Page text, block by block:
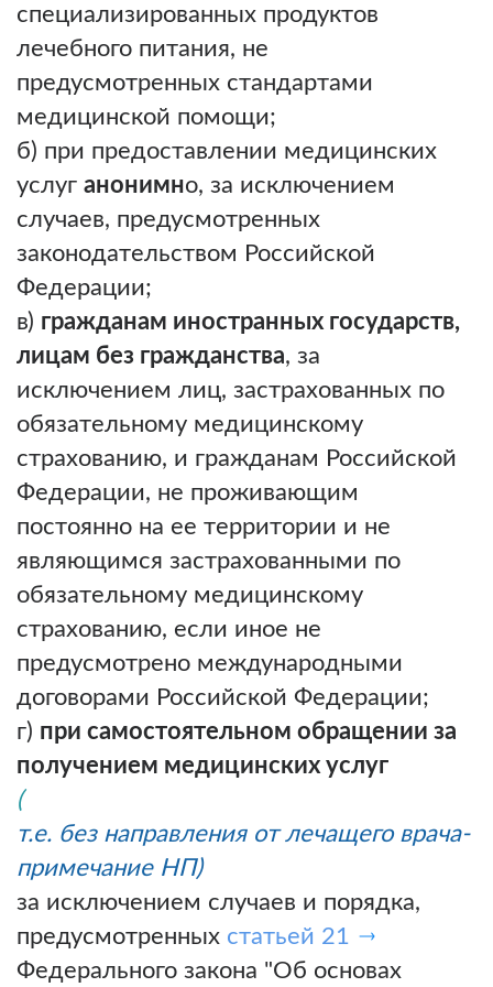
специализированных продуктов
лечебного питания, не
предусмотренных стандартами
медицинской помощи;
б) при предоставлении медицинских
услуг анонимно, за исключением
случаев, предусмотренных
законодательством Российской
Федерации;
в) гражданам иностранных государств,
лицам без гражданства, за
исключением лиц, застрахованных по
обязательному медицинскому
страхованию, и гражданам Российской
Федерации, не проживающим
постоянно на ее территории и не
являющимся застрахованными по
обязательному медицинскому
страхованию, если иное не
предусмотрено международными
договорами Российской Федерации;
г) при самостоятельном обращении за
получением медицинских услуг
(
т.е. без направления от лечащего врача-
примечание НП)
за исключением случаев и порядка,
предусмотренных статьей 21
Федерального закона "Об основах